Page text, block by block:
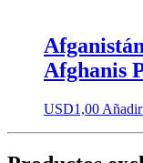
Afghanis
USD1,00